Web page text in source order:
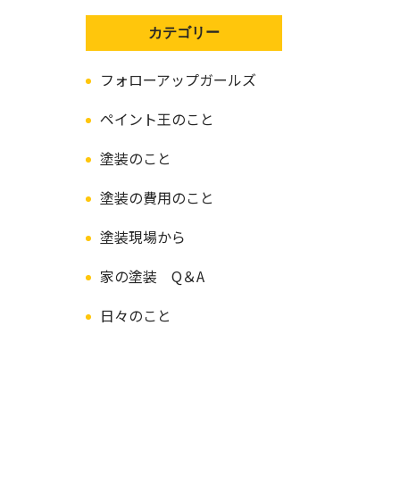
カテゴリー
フォローアップガールズ
ペイント王のこと
塗装のこと
塗装の費用のこと
塗装現場から
家の塗装 Q＆A
日々のこと